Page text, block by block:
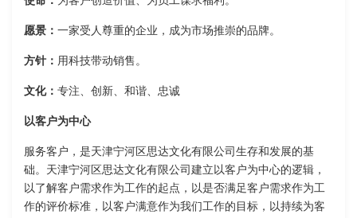
愿景： 一家受人尊重的企业，成为市场推崇的品牌。
方针： 用科技带动销售。
文化： 专注、创新、和谐、忠诚
以客户为中心
服务客户，是天津宁河区思达文化有限公司生存和发展的基
础。天津宁河区思达文化有限公司建立以客户为中心的逻辑，
以了解客户需求作为工作的起点，以是否满足客户需求作为工
作的评价标准，以客户满意作为我们工作的目标，以持续为客